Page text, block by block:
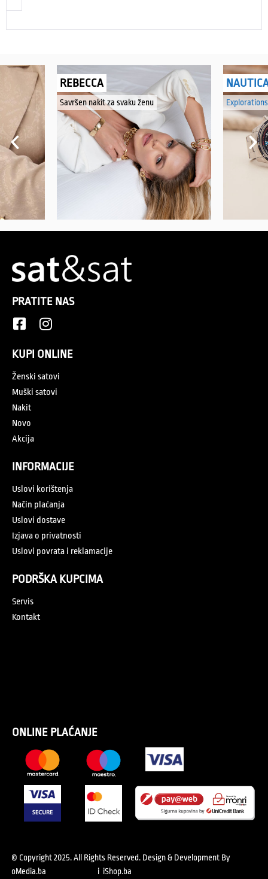
REBECCA
Savršen nakit za svaku ženu
PRATITE NAS
KUPI ONLINE
Ženski satovi
Muški satovi
Nakit
Novo
Akcija
INFORMACIJE
Uslovi korištenja
Način plaćanja
Uslovi dostave
Izjava o privatnosti
Uslovi povrata i reklamacije
PODRŠKA KUPCIMA
Servis
Kontakt
ONLINE PLAĆANJE
© Copyright 2025. All Rights Reserved. Design & Development By
oMedia.ba
i iShop.ba